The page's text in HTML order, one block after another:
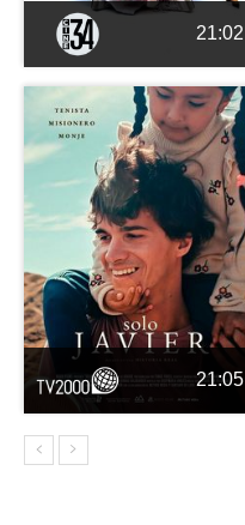
21:02
21:05